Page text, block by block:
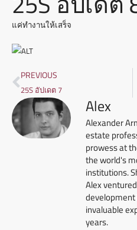
แค่ทํางานให้เสร็จ
PREVIOUS
25S อัปเดต 7
Alex
Alexander
estate
prowess at
the world's
institutions.
Alex
development
invaluable
years.